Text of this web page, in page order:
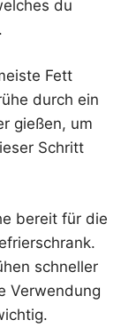
du
Fett
durch ein
gießen, um
Schritt
bereit für die
schneller
Verwendung